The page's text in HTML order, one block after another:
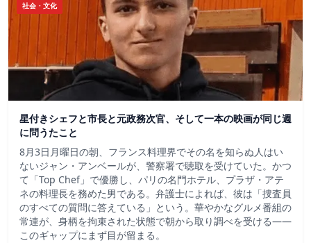
社会・文化
星付きシェフと市長と元政務次官、そして一本の映画が同じ週
に問うたこと
8月3日月曜日の朝、フランス料理界でその名を知らぬ人はい
ないジャン・アンベールが、警察署で聴取を受けていた。かつ
て「Top Chef」で優勝し、パリの名門ホテル、プラザ・アテ
ネの料理長を務めた男である。弁護士によれば、彼は「捜査員
のすべての質問に答えている」という。華やかなグルメ番組の
常連が、身柄を拘束された状態で朝から取り調べを受ける――
このギャップにまず目が留まる。